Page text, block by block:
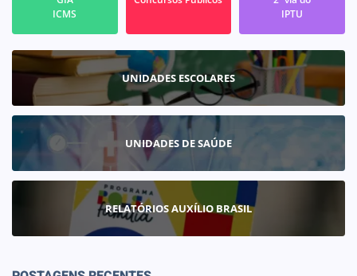
ICMS
IPTU
UNIDADES ESCOLARES
UNIDADES DE SAÚDE
RELATÓRIOS AUXÍLIO BRASIL